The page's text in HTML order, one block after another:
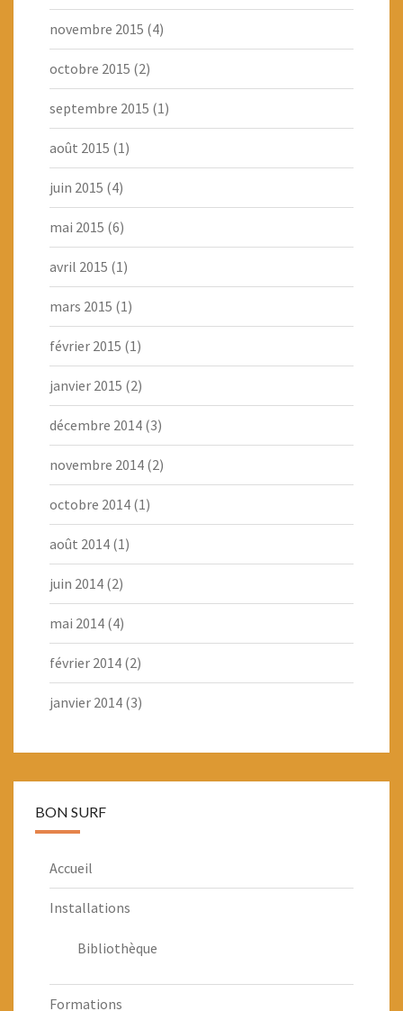
novembre 2015 (4)
octobre 2015 (2)
septembre 2015 (1)
août 2015 (1)
juin 2015 (4)
mai 2015 (6)
avril 2015 (1)
mars 2015 (1)
février 2015 (1)
janvier 2015 (2)
décembre 2014 (3)
novembre 2014 (2)
octobre 2014 (1)
août 2014 (1)
juin 2014 (2)
mai 2014 (4)
février 2014 (2)
janvier 2014 (3)
BON SURF
Accueil
Installations
Bibliothèque
Formations